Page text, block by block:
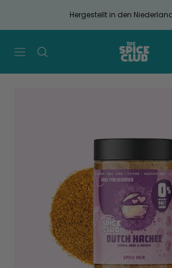
zum
Artikel
Hergestellt in den
Navigation
The
Spice
Club